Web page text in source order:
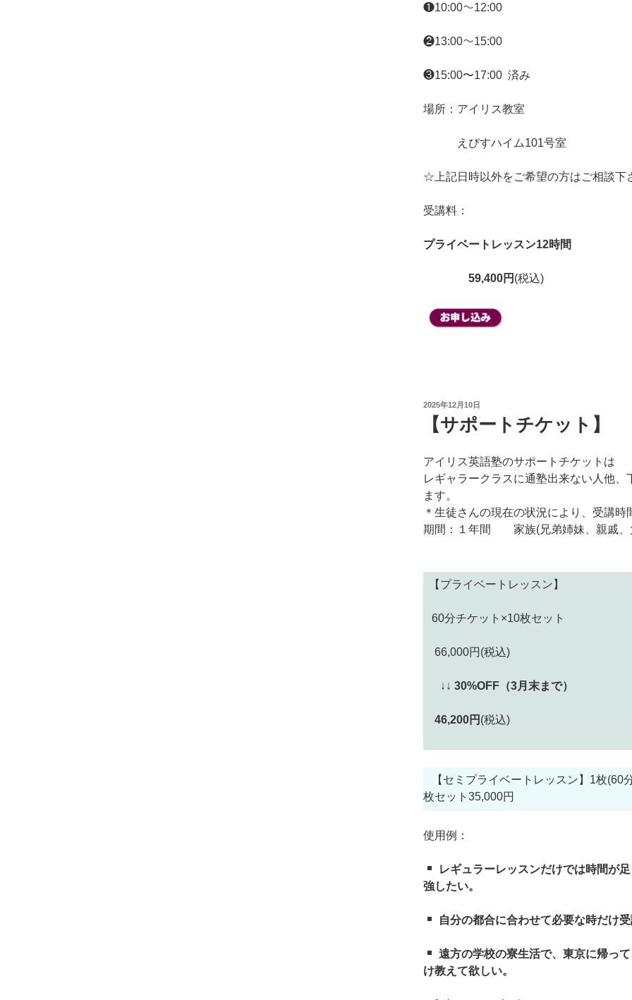
❶10:00〜12:00
❷13:00〜15:00
❸15:00〜17:00 済み
場所：アイリス教室
えびすハイム101号室
☆上記日時以外をご希望の方はご相談下
受講料：
プライベートレッスン12時間
59,400円 (税込)
投
2025年12月10日
【サポートチケット】
アイリス英語塾のサポートチケットは
レギャラークラスに通塾出来ない人他
ます。
＊生徒さんの現在の状況により、受講
期間：１年間 家族(兄弟姉妹、親戚、
【プライベートレッスン】
60分チケット×10枚セット
66,000円(税込)
↓↓ 30%OFF（3月末まで）
46,200円 (税込)
【セミプライベートレッスン】1枚(60
枚セット35,000円
使用例：
レギュラーレッスンだけでは時間が
強したい。
自分の都合に合わせて必要な時だけ
遠方の学校の寮生活で、東京に帰っ
け教えて欲しい。